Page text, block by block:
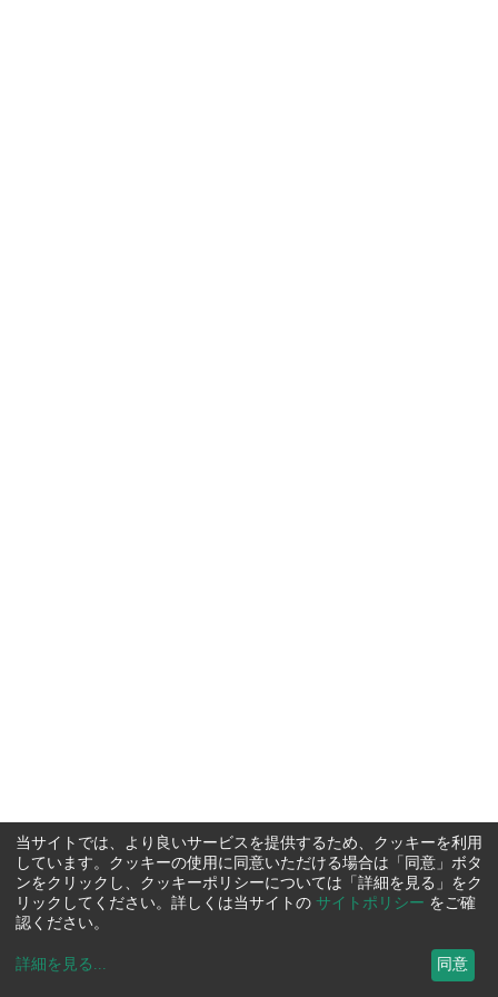
当サイトでは、より良いサービスを提供するため、クッキーを利用
しています。クッキーの使用に同意いただける場合は「同意」ボタ
ンをクリックし、クッキーポリシーについては「詳細を見る」をク
リックしてください。詳しくは当サイトの サイトポリシー をご確
認ください。
詳細を見る ... 同意